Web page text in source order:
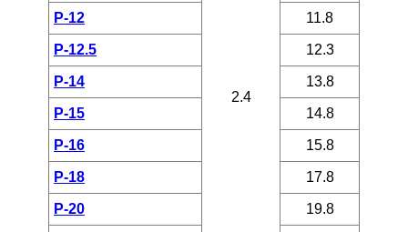
2.4
P-12 11.8
P-12.5 12.3
P-14 13.8
P-15 14.8
P-16 15.8
P-18 17.8
P-20 19.8